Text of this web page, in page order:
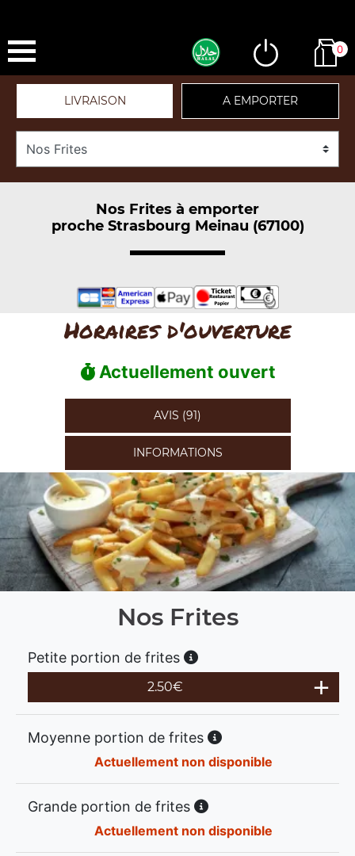
0
LIVRAISON A EMPORTER
Nos Frites à emporter
proche Strasbourg Meinau (67100)
Horaires d'ouverture
Actuellement ouvert
AVIS (91)
INFORMATIONS
Nos Frites
Petite portion de frites
2.50€
Moyenne portion de frites
Actuellement non disponible
Grande portion de frites
Actuellement non disponible